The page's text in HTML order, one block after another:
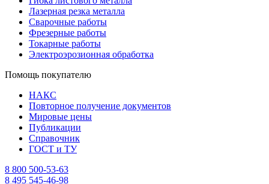
Лазерная резка металла
Сварочные работы
Фрезерные работы
Токарные работы
Электроэрозионная обработка
Помощь покупателю
НАКС
Повторное получение документов
Мировые цены
Публикации
Справочник
ГОСТ и ТУ
8 800 500-53-63
8 495 545-46-98